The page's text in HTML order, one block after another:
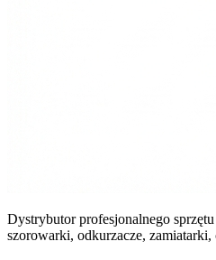
Dystrybutor profesjonalnego
szorowarki, odkurzacze, zamiatarki,